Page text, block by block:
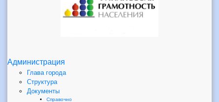
Администрация
Глава города
Структура
Документы
Справочно